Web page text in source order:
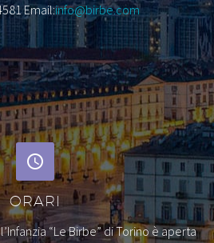
Email:info@birbe.com
ORARI
“Le Birbe” di Torino è aperta